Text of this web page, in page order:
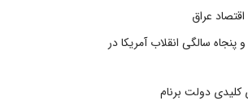
عراق
سالگی انقلاب آمریکا در
کلیدی دولت برنام